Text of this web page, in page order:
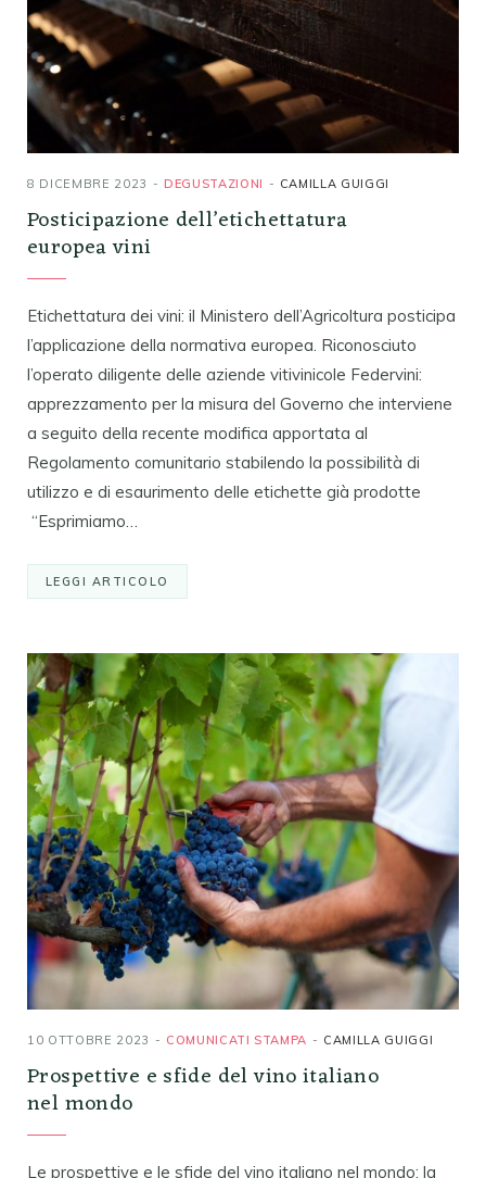
8 DICEMBRE 2023 DEGUSTAZIONI CAMILLA GUIGGI
Posticipazione dell’etichettatura
europea vini
Etichettatura dei vini: il Ministero dell’Agricoltura posticipa
l’applicazione della normativa europea. Riconosciuto
l’operato diligente delle aziende vitivinicole Federvini:
apprezzamento per la misura del Governo che interviene
a seguito della recente modifica apportata al
Regolamento comunitario stabilendo la possibilità di
utilizzo e di esaurimento delle etichette già prodotte
“Esprimiamo…
LEGGI ARTICOLO
10 OTTOBRE 2023 COMUNICATI STAMPA CAMILLA GUIGGI
Prospettive e sfide del vino italiano
nel mondo
Le prospettive e le sfide del vino italiano nel mondo: la